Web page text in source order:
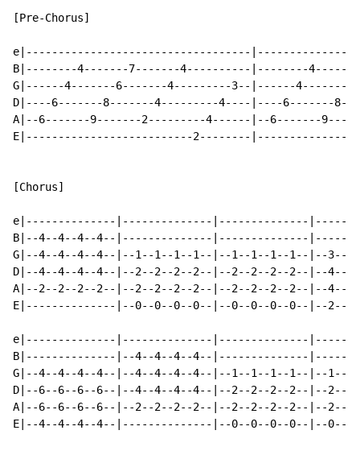
[Pre-Chorus]
e|-----------------------------------
B|--------4-------7-------4----------|--------
G|------4-------6-------4---------3--|------4-------
D|----6-------8-------4---------4----|----6-------
A|--6-------9-------2---------4------|--6-------
E|--------------------------2--------
[Chorus]
e|--------------|--------------|--------------
B|--4--4--4--4--|--------------|--------------
G|--4--4--4--4--|--1--1--1--1--|--1--1--1--1--|--3--
D|--4--4--4--4--|--2--2--2--2--|--2--2--2--2--|--4--
A|--2--2--2--2--|--2--2--2--2--|--2--2--2--2--|--4--
E|--------------|--0--0--0--0--|--0--0--0--0--|--2--
e|--------------|--------------|--------------
B|--------------|--4--4--4--4--|--------------
G|--4--4--4--4--|--4--4--4--4--|--1--1--1--1--|--1--
D|--6--6--6--6--|--4--4--4--4--|--2--2--2--2--|--2--
A|--6--6--6--6--|--2--2--2--2--|--2--2--2--2--|--2--
E|--4--4--4--4--|--------------|--0--0--0--0--|--0--